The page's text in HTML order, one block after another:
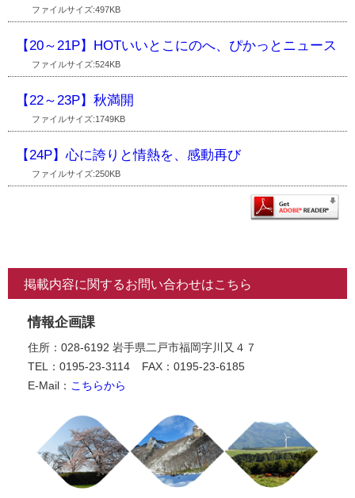
ファイルサイズ:497KB
【20～21P】HOTいいとこにのへ、ぴかっとニュース
ファイルサイズ:524KB
【22～23P】秋満開
ファイルサイズ:1749KB
【24P】心に誇りと情熱を、感動再び
ファイルサイズ:250KB
掲載内容に関するお問い合わせはこちら
情報企画課
住所：028-6192 岩手県二戸市福岡字川又４７
TEL：0195-23-3114
FAX：0195-23-6185
E-Mail： こちらから